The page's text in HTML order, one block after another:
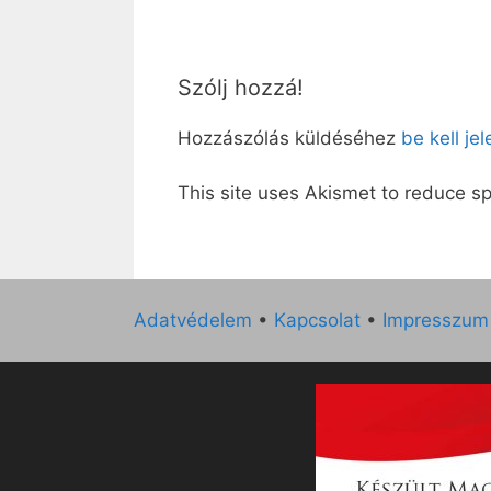
Szólj hozzá!
Hozzászólás küldéséhez be kell
This site uses Akismet to reduce
Adatvédelem • Kapcsolat • Impresszum